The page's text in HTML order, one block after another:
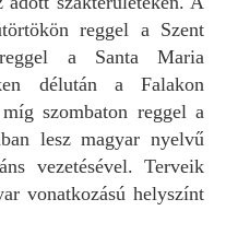
reggel a Szent
reggel a Santa Maria
délután a Falakon
szombaton reggel a
lesz magyar nyelvű
vezetésével. Terveik
vonatkozású helyszínt